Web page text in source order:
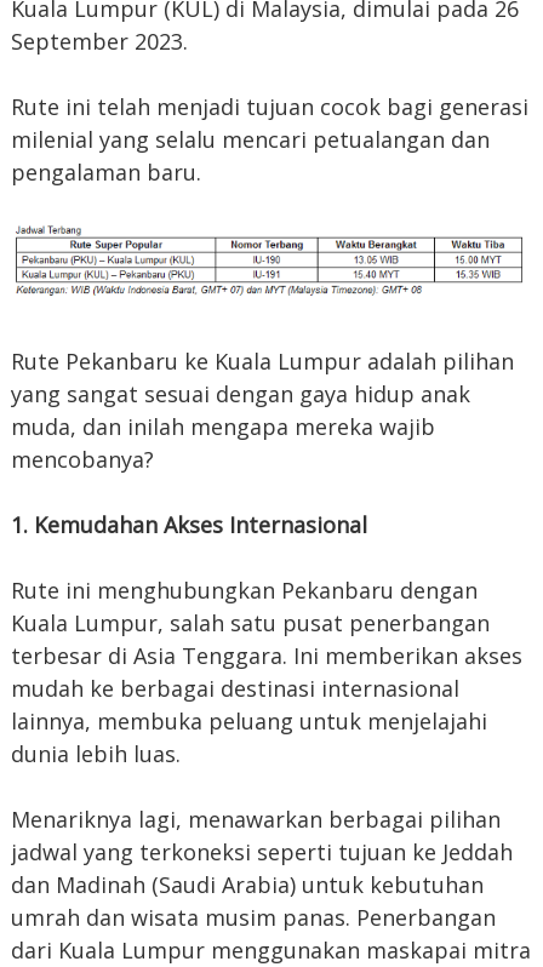
Kuala Lumpur (KUL) di Malaysia, dimulai pada 26
September 2023.
Rute ini telah menjadi tujuan cocok bagi generasi
milenial yang selalu mencari petualangan dan
pengalaman baru.
Rute Pekanbaru ke Kuala Lumpur adalah pilihan
yang sangat sesuai dengan gaya hidup anak
muda, dan inilah mengapa mereka wajib
mencobanya?
1. Kemudahan Akses Internasional
Rute ini menghubungkan Pekanbaru dengan
Kuala Lumpur, salah satu pusat penerbangan
terbesar di Asia Tenggara. Ini memberikan akses
mudah ke berbagai destinasi internasional
lainnya, membuka peluang untuk menjelajahi
dunia lebih luas.
Menariknya lagi, menawarkan berbagai pilihan
jadwal yang terkoneksi seperti tujuan ke Jeddah
dan Madinah (Saudi Arabia) untuk kebutuhan
umrah dan wisata musim panas. Penerbangan
dari Kuala Lumpur menggunakan maskapai mitra